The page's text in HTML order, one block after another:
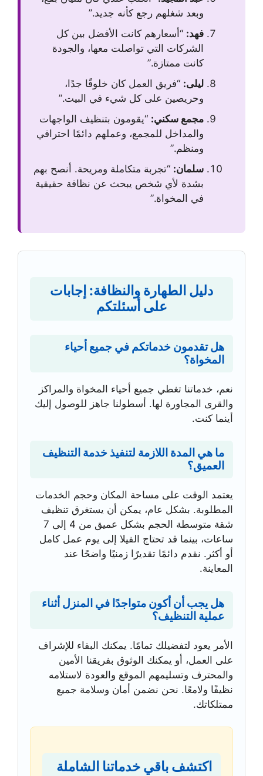
وبعد شغلهم رجع كأنه جديد.”
فهد: “أسعارهم كانت الأفضل بين كل
الشركات التي تواصلت معها، والجودة
كانت ممتازة.”
ليلى: “فريق العمل كان خلوقًا جدًا،
وحريصين على كل شيء في البيت.”
مجمع سكني: “يقومون بتنظيف الواجهات
والمداخل للمجمع، وعملهم دائمًا احترافي
ومنظم.”
سلمان: “تجربة متكاملة ومريحة. أنصح بهم
بشدة لأي شخص يبحث عن نظافة حقيقية
في المخواة.”
دليل الطهارة والنظافة: إجابات
على أسئلتكم
هل تقدمون خدماتكم في جميع أحياء
المخواة؟
نعم، خدماتنا تغطي جميع أحياء المخواة والمراكز
والقرى المجاورة لها. أسطولنا جاهز للوصول إليك
أينما كنت.
ما هي المدة اللازمة لتنفيذ خدمة التنظيف
العميق؟
يعتمد الوقت على مساحة المكان وحجم الخدمات
المطلوبة. بشكل عام، يمكن أن يستغرق تنظيف
شقة متوسطة الحجم بشكل عميق من 4 إلى 7
ساعات، بينما قد تحتاج الفيلا إلى يوم عمل كامل
أو أكثر. نقدم دائمًا تقديرًا زمنيًا واضحًا عند
المعاينة.
هل يجب أن أكون متواجدًا في المنزل أثناء
عملية التنظيف؟
الأمر يعود لتفضيلك تمامًا. يمكنك البقاء للإشراف
على العمل، أو يمكنك الوثوق بفريقنا الأمين
والمحترف وتسليمهم الموقع والعودة لاستلامه
نظيفًا ولامعًا. نحن نضمن أمان وسلامة جميع
ممتلكاتك.
اكتشف باقي خدماتنا الشاملة